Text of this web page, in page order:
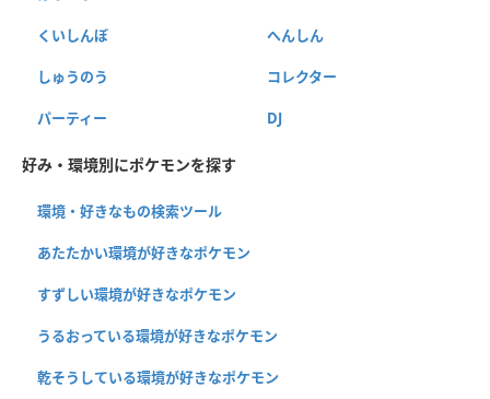
くいしんぼ へんしん
しゅうのう コレクター
パーティー DJ
好み・環境別にポケモンを探す
環境・好きなもの検索ツール
あたたかい環境が好きなポケモン
すずしい環境が好きなポケモン
うるおっている環境が好きなポケモン
乾そうしている環境が好きなポケモン